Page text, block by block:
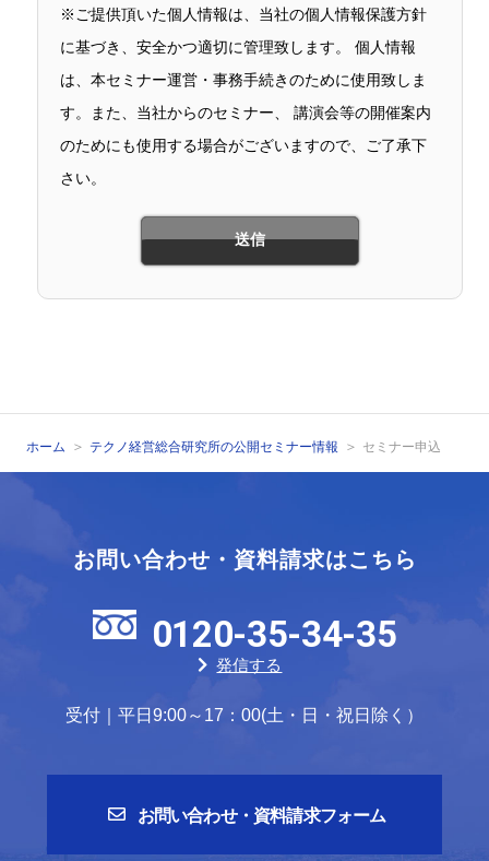
※ご提供頂いた個人情報は、当社の個人情報保護方針
に基づき、安全かつ適切に管理致します。 個人情報
は、本セミナー運営・事務手続きのために使用致しま
す。また、当社からのセミナー、 講演会等の開催案内
のためにも使用する場合がございますので、ご了承下
さい。
ホーム テクノ経営総合研究所の公開セミナー情報 セミナー申込
お問い合わせ・資料請求はこちら
0120-35-34-35
発信する
受付｜平日9:00～17：00(土・日・祝日除く）
お問い合わせ・資料請求フォーム